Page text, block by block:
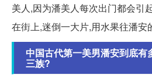
美人,因为潘美人每次出门都会引
在街上,迷倒一大片,用水果往潘安
中国古代第一美男潘安到底
三族?